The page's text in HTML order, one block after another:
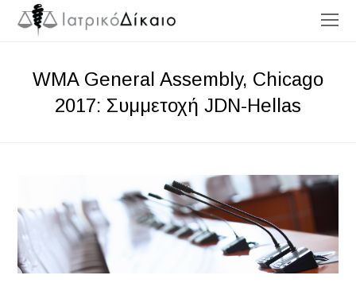
WMA General Assembly, Chicago
2017: Συμμετοχή JDN-Hellas